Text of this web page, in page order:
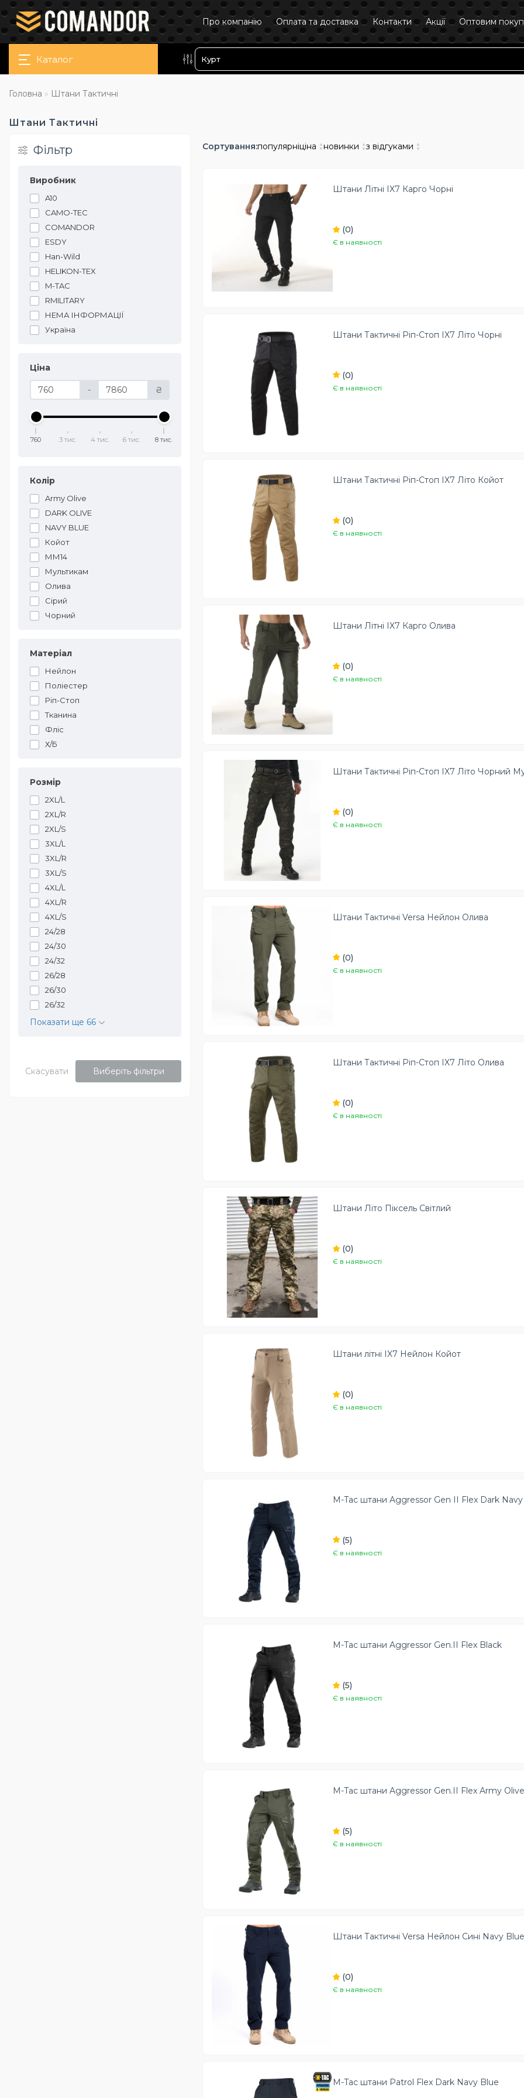
Про компанію Оплата та доставка Контакти Акції Оптовим
Каталог
Головна Штани Тактичні
Штани Тактичні
Фільтр
Виробник
A10
CAMO-TEC
COMANDOR
ESDY
Han-Wild
HELIKON-TEX
M-TAC
RMILITARY
НЕМА ІНФОРМАЦІЇ
Україна
Ціна
- ₴
760 3 тис. 4 тис. 6 тис. 8 тис.
Колір
Army Olive
DARK OLIVE
NAVY BLUE
Койот
ММ14
Мультикам
Олива
Сірий
Чорний
Матеріал
Нейлон
Поліестер
Ріп-Стоп
Тканина
Фліс
Х/Б
Розмір
2XL/L
2XL/R
2XL/S
3XL/L
3XL/R
3XL/S
4XL/L
4XL/R
4XL/S
24/28
24/30
24/32
26/28
26/30
26/32
Показати ще 66
Скасувати Виберіть фільтри
Сортування:популярніціна
▲
▼ новинки
▲
▼ з відгуками
▲
▼
Штани Літні IX7 Карго Чорні
(0)
Є в наявності
Штани Тактичні Ріп-Стоп IX7 Літо Чорні
(0)
Є в наявності
Штани Тактичні Ріп-Стоп IX7 Літо Койот
(0)
Є в наявності
Штани Літні IX7 Карго Олива
(0)
Є в наявності
Штани Тактичні Ріп-Стоп IX7 Літо Чорний
(0)
Є в наявності
Штани Тактичні Versa Нейлон Олива
(0)
Є в наявності
Штани Тактичні Ріп-Стоп IX7 Літо Олива
(0)
Є в наявності
Штани Літо Піксель Світлий
(0)
Є в наявності
Штани літні IX7 Нейлон Койот
(0)
Є в наявності
M-Tac штани Aggressor Gen II Flex Dark
(5)
Є в наявності
M-Tac штани Aggressor Gen.II Flex Black
(5)
Є в наявності
M-Tac штани Aggressor Gen.II Flex Army Olive
(5)
Є в наявності
Штани Тактичні Versa Нейлон Сині Navy Blue
(0)
Є в наявності
M-Tac штани Patrol Flex Dark Navy Blue